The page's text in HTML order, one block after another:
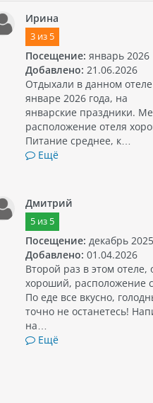
Ирина
3из 5
Посещение: январь 2026
Добавлено: 21.06.2026
Отдыхали в данном
январе 2026 года, на
январские праздники.
расположение отеля
Питание среднее, к…
Ещё
Дмитрий
5из 5
Посещение: декабрь 2025
Добавлено: 01.04.2026
Второй раз в этом отеле,
хороший, расположение
По еде все вкусно,
точно не останетесь!
на…
Ещё